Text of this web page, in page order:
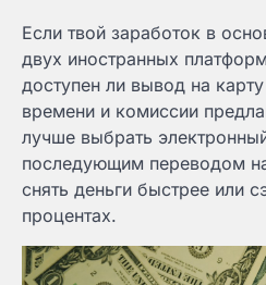
Если твой заработок в
двух иностранных
доступен ли вывод на
времени и комиссии
лучше выбрать
последующим переводом
снять деньги быстрее или
процентах.